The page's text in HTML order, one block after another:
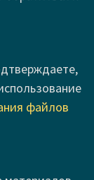
файлов